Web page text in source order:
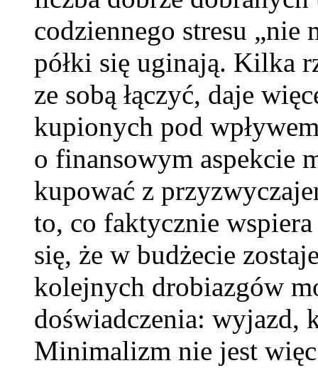
codziennego stresu „nie
półki się uginają. Kilka
ze sobą łączyć, daje
kupionych pod
o finansowym aspekcie
kupować z
to, co faktycznie
się, że w budżecie
kolejnych drobiazgów
doświadczenia: wyjazd,
Minimalizm nie jest więc